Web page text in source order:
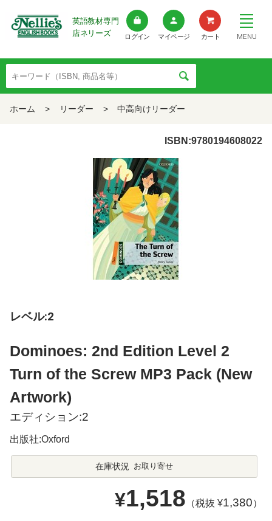
英語教材専門
店ネリーズ
ログイン マイページ カート MENU
ホーム > リーダー > 中高向けリーダー
ISBN:9780194608022
レベル:2
Dominoes: 2nd Edition Level 2
Turn of the Screw MP3 Pack (New
Artwork)
エディション:2
出版社:Oxford
在庫状況 お取り寄せ
¥1,518 （税抜 ¥1,380）